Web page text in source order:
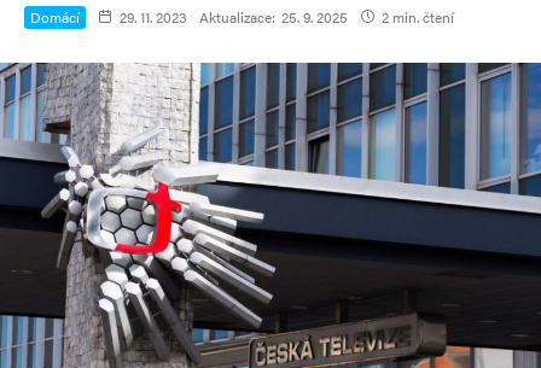
Domácí 29. 11. 2023 Aktualizace: 25. 9. 2025 2 min. čtení